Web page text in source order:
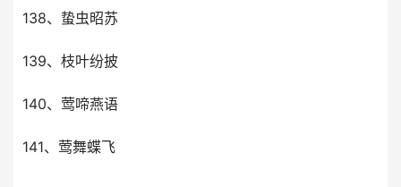
138、蛰虫昭苏
139、枝叶纷披
140、莺啼燕语
141、莺舞蝶飞